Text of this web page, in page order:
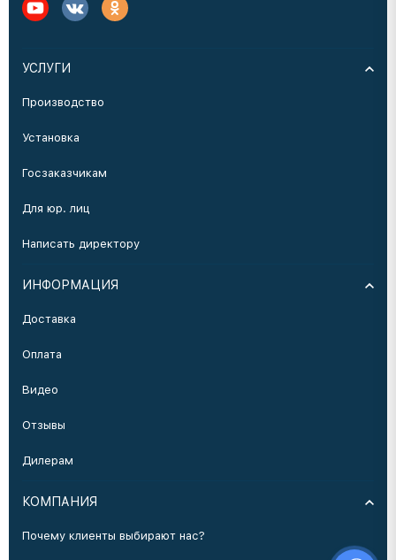
УСЛУГИ
Производство
Установка
Госзаказчикам
Для юр. лиц
Написать директору
ИНФОРМАЦИЯ
Доставка
Оплата
Видео
Отзывы
Дилерам
КОМПАНИЯ
Почему клиенты выбирают нас?